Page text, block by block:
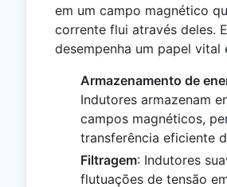
em um campo magnético
corrente flui através deles.
desempenha um papel vital
Armazenamento de
Indutores armazenam
campos magnéticos,
transferência eficiente
Filtragem: Indutores
flutuações de tensão